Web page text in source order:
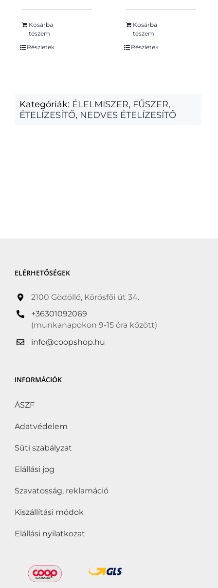
Kosárba
teszem
Részletek
Kosárba
teszem
Részletek
Kategóriák: ÉLELMISZER, FŰSZER,
ÉTELÍZESÍTŐ, NEDVES ÉTELÍZESÍTŐ
ELÉRHETŐSÉGEK
2100 Gödöllő, Körösfői út 34.
+36301092069
(munkanapokon 9-15 óra között)
info@coopshop.hu
INFORMÁCIÓK
ÁSZF
Adatvédelem
Süti szabályzat
Elállási jog
Szavatosság, reklamáció
Kiszállítási módok
Elállási nyilatkozat